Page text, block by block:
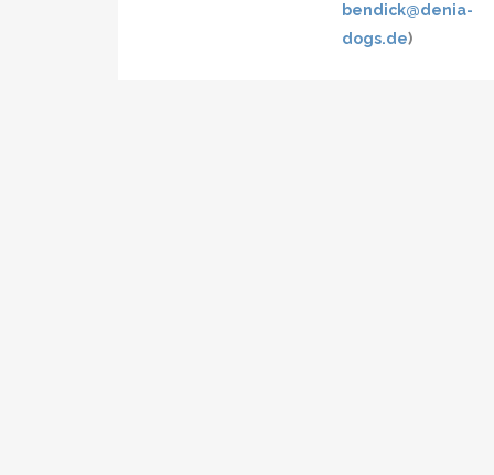
bendick@denia-
dogs.de)